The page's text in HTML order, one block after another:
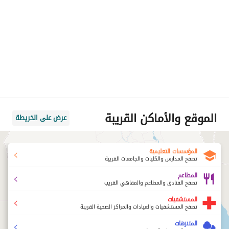
الموقع والأماكن القريبة عرض على الخريطة
المؤسسات التعليمية
تصفح المدارس والكليات والجامعات القريبة
المطاعم
تصفح الفنادق والمطاعم والمقاهي القريب
المستشفيات
تصفح المستشفيات والعيادات والمراكز الصحية القريبة
المتنزهات